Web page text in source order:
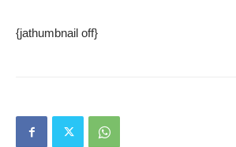
{jathumbnail off}